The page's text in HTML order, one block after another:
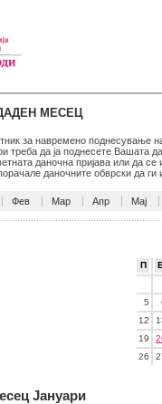
МЕСЕЦ
за навремено поднесување
треба да ја поднесете
даночна пријава или да
даночните обврски да
Фев Мар Апр Мај
П
5
12
19
26
Јануари